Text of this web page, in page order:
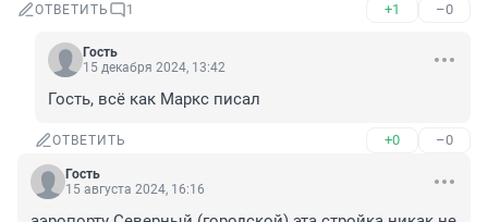
ОТВЕТИТЬ 1 +1 –0
Гость
15 декабря 2024, 13:42
Гость, всё как Маркс писал
ОТВЕТИТЬ +0 –0
Гость
15 августа 2024, 16:16